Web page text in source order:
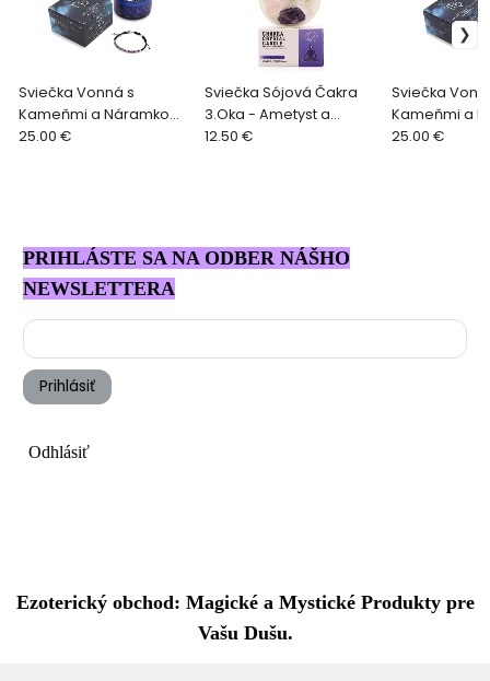
Sviečka Vonná s
Kameňmi a Náramkom
- Sada znamenie
25.00 €
Sviečka Sójová Čakra
3.Oka - Ametyst a
Ruženín
12.50 €
Sviečka
Kameňmi a
- Sada
25.00 €
PRIHLÁSTE SA NA ODBER NÁŠHO
NEWSLETTERA
Prihlásiť
Odhlásiť
Ezoterický obchod: Magické a Mystické Produkty pre
Vašu Dušu.